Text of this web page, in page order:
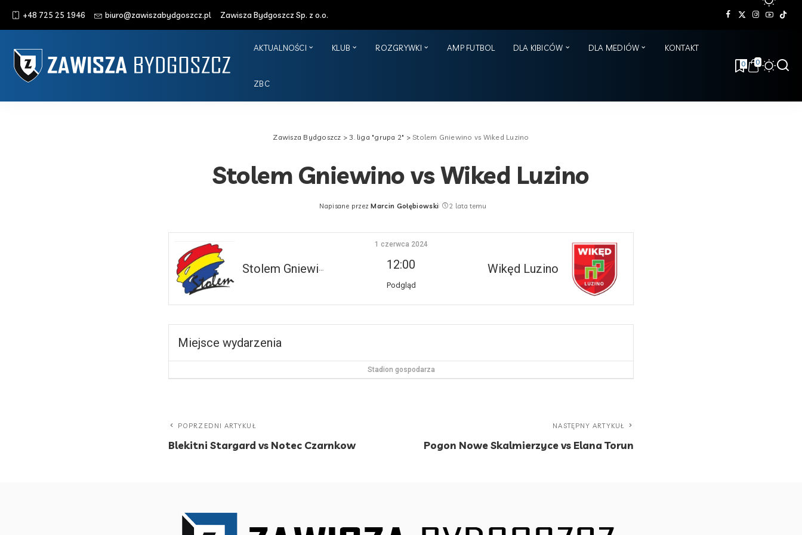
+48 725 25 1946 biuro@zawiszabydgoszcz.pl Zawisza Bydgoszcz Sp. z o.o.
AKTUALNOŚCI KLUB ROZGRYWKI AMP FUTBOL DLA KIBICÓW DLA MEDIÓW KONTAKT
ZBC
0 0
Zawisza Bydgoszcz >3. liga "grupa 2" >Stolem Gniewino vs Wiked Luzino
Stolem Gniewino vs Wiked Luzino
Posted
Napisane przez Marcin Gołębiowski 2 lata temu
Stolem Gniewino Wikęd Luzino
1 czerwca 2024
12:00
Podgląd
Miejsce wydarzenia
Stadion gospodarza
POPRZEDNI ARTYKUŁ
Blekitni Stargard vs Notec Czarnkow
NASTĘPNY ARTYKUŁ
Pogon Nowe Skalmierzyce vs Elana Torun